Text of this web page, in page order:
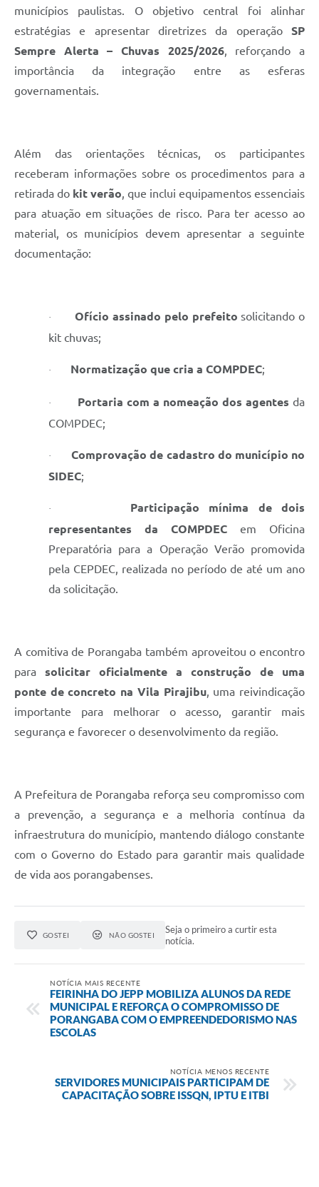
municípios paulistas. O objetivo central foi alinhar
estratégias e apresentar diretrizes da operação SP
Sempre Alerta – Chuvas 2025/2026, reforçando a
importância da integração entre as esferas
governamentais.
Além das orientações técnicas, os participantes
receberam informações sobre os procedimentos para a
retirada do kit verão , que inclui equipamentos essenciais
para atuação em situações de risco. Para ter acesso ao
material, os municípios devem apresentar a seguinte
documentação:
· Ofício assinado pelo prefeito solicitando o
kit chuvas;
· Normatização que cria a COMPDEC;
· Portaria com a nomeação dos agentes da
COMPDEC;
·
Comprovação de cadastro do município no
SIDEC;
·
Participação mínima de dois
representantes da COMPDEC em Oficina
Preparatória para a Operação Verão promovida
pela CEPDEC, realizada no período de até um ano
da solicitação.
A comitiva de Porangaba também aproveitou o encontro
para solicitar oficialmente a construção de uma
ponte de concreto na Vila Pirajibu, uma reivindicação
importante para melhorar o acesso, garantir mais
segurança e favorecer o desenvolvimento da região.
A Prefeitura de Porangaba reforça seu compromisso com
a prevenção, a segurança e a melhoria contínua da
infraestrutura do município, mantendo diálogo constante
com o Governo do Estado para garantir mais qualidade
de vida aos porangabenses.
GOSTEI NÃO GOSTEI
Seja o primeiro a curtir esta
notícia.
NOTÍCIA MAIS RECENTE
FEIRINHA DO JEPP MOBILIZA ALUNOS DA REDE
MUNICIPAL E REFORÇA O COMPROMISSO DE
PORANGABA COM O EMPREENDEDORISMO NAS
ESCOLAS
NOTÍCIA MENOS RECENTE
SERVIDORES MUNICIPAIS PARTICIPAM DE
CAPACITAÇÃO SOBRE ISSQN, IPTU E ITBI